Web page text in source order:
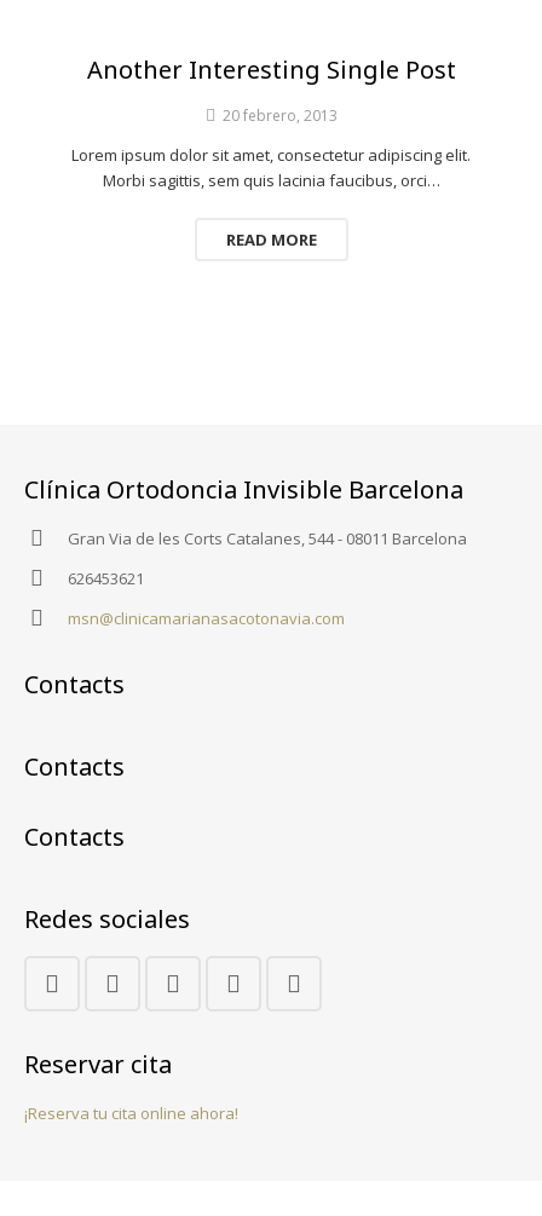
Another Interesting Single Post
20 febrero, 2013
Lorem ipsum dolor sit amet, consectetur adipiscing elit.
Morbi sagittis, sem quis lacinia faucibus, orci…
READ MORE
Clínica Ortodoncia Invisible Barcelona
Gran Via de les Corts Catalanes, 544 - 08011 Barcelona
626453621
msn@clinicamarianasacotonavia.com
Contacts
Contacts
Contacts
Redes sociales
Reservar cita
¡Reserva tu cita online ahora!